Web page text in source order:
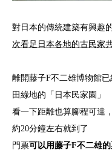
對日本的傳統建築有興趣
次看足日本各地的古民家
離開藤子F不二雄博物館
田綠地的「日本民家園」
看一下距離也算腳程可達
約20分鐘左右就到了
門票可以用藤子F不二雄